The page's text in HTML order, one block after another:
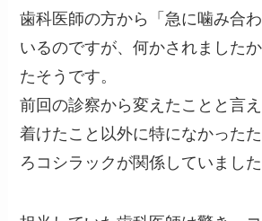
歯科医師の方から「急に噛み合
いるのですが、何かされました
たそうです。
前回の診察から変えたことと言
着けたこと以外に特になかった
ろコシラックが関係していました